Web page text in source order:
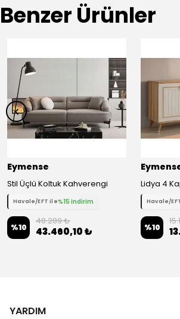
Benzer Ürünler
Eymense
Stil Üçlü Koltuk Kahverengi
Havale/EFT ile%15 indirim
%10
48.289 ₺
43.460,10 ₺
Havale/
%10
YARDIM